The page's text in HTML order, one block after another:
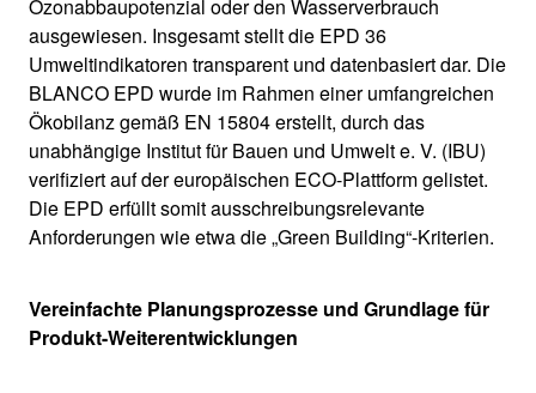
Ozonabbaupotenzial oder den Wasserverbrauch
ausgewiesen. Insgesamt stellt die EPD 36
Umweltindikatoren transparent und datenbasiert dar. Die
BLANCO EPD wurde im Rahmen einer umfangreichen
Ökobilanz gemäß EN 15804 erstellt, durch das
unabhängige Institut für Bauen und Umwelt e. V. (IBU)
verifiziert auf der europäischen ECO-Plattform gelistet.
Die EPD erfüllt somit ausschreibungsrelevante
Anforderungen wie etwa die „Green Building“-Kriterien.
Vereinfachte Planungsprozesse und Grundlage für
Produkt-Weiterentwicklungen